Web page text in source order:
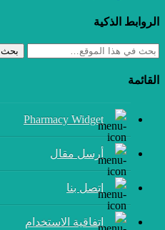
الروابط الذكية
بحث
القائمة
Pharmacy Widget
أرسل مقال
إتصل بنا
اتفاقية الاستخدام